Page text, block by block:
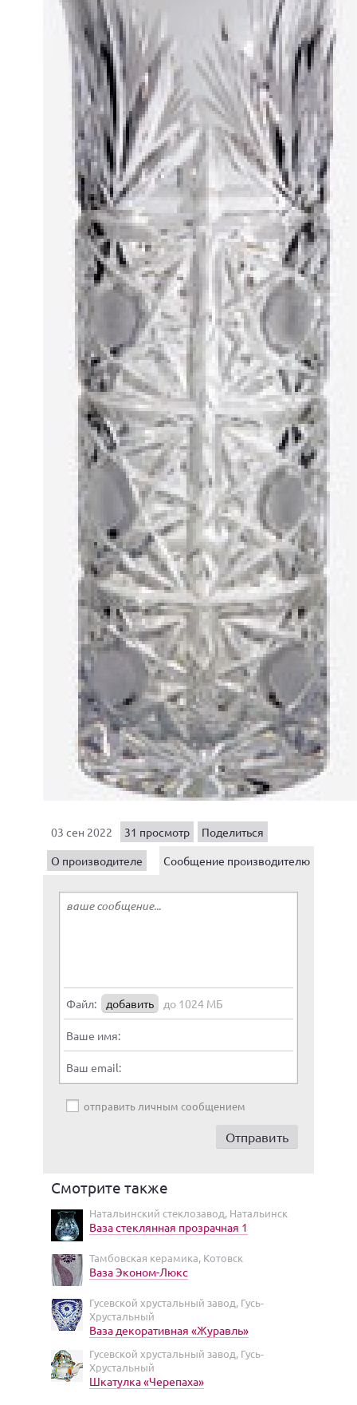
03 сен 2022 31 просмотр
Поделиться
О производителе
Сообщение производителю
Файл: добавить до 1024 МБ
Ваше имя:
Ваш email:
отправить личным сообщением
Смотрите также
Натальинский стеклозавод, Натальинск
Ваза стеклянная прозрачная 1
Тамбовская керамика, Котовск
Ваза Эконом-Люкс
Гусевской хрустальный завод, Гусь-
Хрустальный
Ваза декоративная «Журавль»
Гусевской хрустальный завод, Гусь-
Хрустальный
Шкатулка «Черепаха»